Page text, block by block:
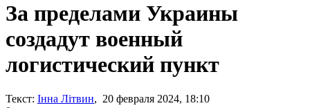
За пределами Украины
создадут военный
логистический пункт
Текст: Інна Літвин, 20 февраля 2024, 18:10